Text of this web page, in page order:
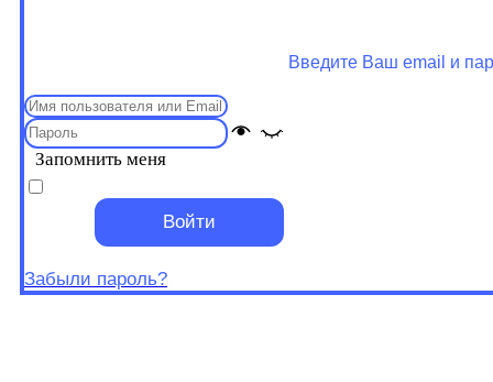
Введите Ваш email и
Запомнить меня
Войти
Забыли пароль?